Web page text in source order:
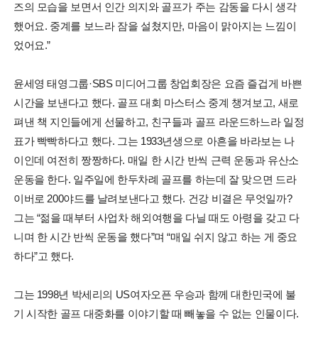
즈의 모습을 보면서 인간 의지와 골프가 주는 감동을 다시 생각
했어요. 중계를 보느라 잠을 설쳤지만, 마음이 맑아지는 느낌이
었어요.”
윤세영 태영그룹·SBS 미디어그룹 창업회장은 요즘 즐겁게 바쁜
시간을 보낸다고 했다. 골프 대회 마스터스 중계 챙겨보고, 새로
펴낸 책 지인들에게 선물하고, 친구들과 골프 라운드하느라 일정
표가 빡빡하다고 했다. 그는 1933년생으로 아흔을 바라보는 나
이인데 여전히 짱짱하다. 매일 한 시간 반씩 근력 운동과 유산소
운동을 한다. 일주일에 한두차례 골프를 하는데 잘 맞으면 드라
이버로 200야드를 날려보낸다고 했다. 건강 비결은 무엇일까?
그는 “젊을 때부터 사업차 해외여행을 다닐 때도 아령을 갖고 다
니며 한 시간 반씩 운동을 했다”며 “매일 쉬지 않고 하는 게 중요
하다”고 했다.
그는 1998년 박세리의 US여자오픈 우승과 함께 대한민국에 불
기 시작한 골프 대중화를 이야기할 때 빼놓을 수 없는 인물이다.